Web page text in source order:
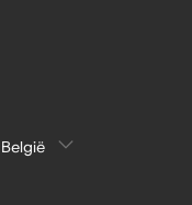
België